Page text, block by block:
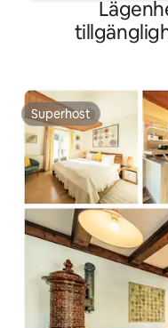
Superhost
Superhost